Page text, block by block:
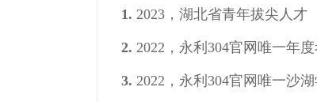
1. 2023，湖北省青年拔尖人才
2. 2022，永利304官网唯一年
3. 2022，永利304官网唯一沙